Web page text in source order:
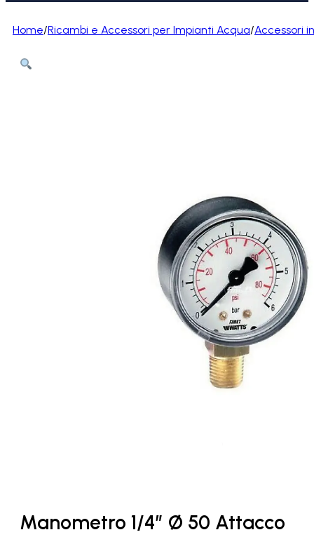
Home/Ricambi e Accessori per Impianti Acqua/Accessori
Manometro 1/4″ Ø 50 Attacco